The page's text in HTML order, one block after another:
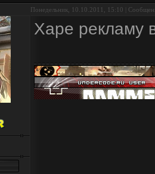
Понедельник, 10.10.2011, 15:10 |
Харе рекламу